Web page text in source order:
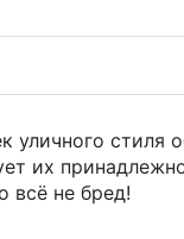
стиля
их
всё не бред!